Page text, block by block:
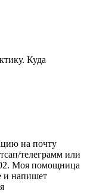
Куда
на почту
телеграмм или
Моя помощница
и напишет